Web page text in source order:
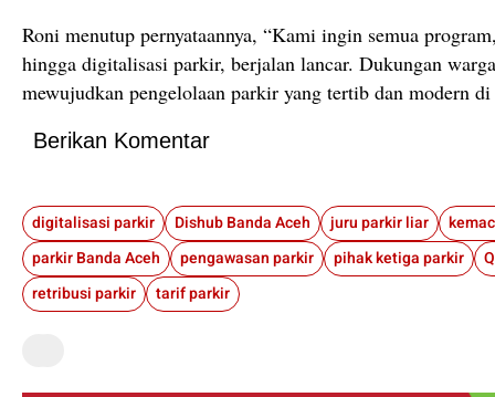
Roni menutup pernyataannya, “Kami ingin semua
hingga digitalisasi parkir, berjalan lancar. Dukungan
mewujudkan pengelolaan parkir yang tertib dan modern
Berikan Komentar
digitalisasi parkir Dishub Banda Aceh
juru parkir liar
parkir Banda Aceh
pengawasan parkir pihak ketiga parkir
retribusi parkir
tarif parkir